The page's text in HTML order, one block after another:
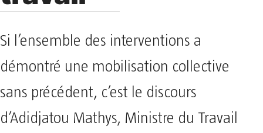
Si l’ensemble des interventions a
démontré une mobilisation collective
sans précédent, c’est le discours
d’Adidjatou Mathys, Ministre du Travail